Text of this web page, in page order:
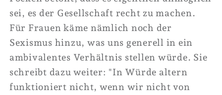
sei, es der Gesellschaft recht zu machen.
Für Frauen käme nämlich noch der
Sexismus hinzu, was uns generell in ein
ambivalentes Verhältnis stellen würde. Sie
schreibt dazu weiter: "In Würde altern
funktioniert nicht, wenn wir nicht von